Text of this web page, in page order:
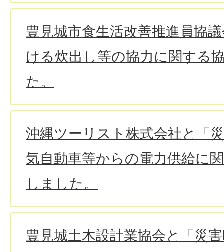
豊見城市食生活改善推進員協
ける炊出し等の協力に関する
た。
沖縄ツーリスト株式会社と「
気自動車等からの電力供給に
しました。
豊見城土木設計業協会と「災